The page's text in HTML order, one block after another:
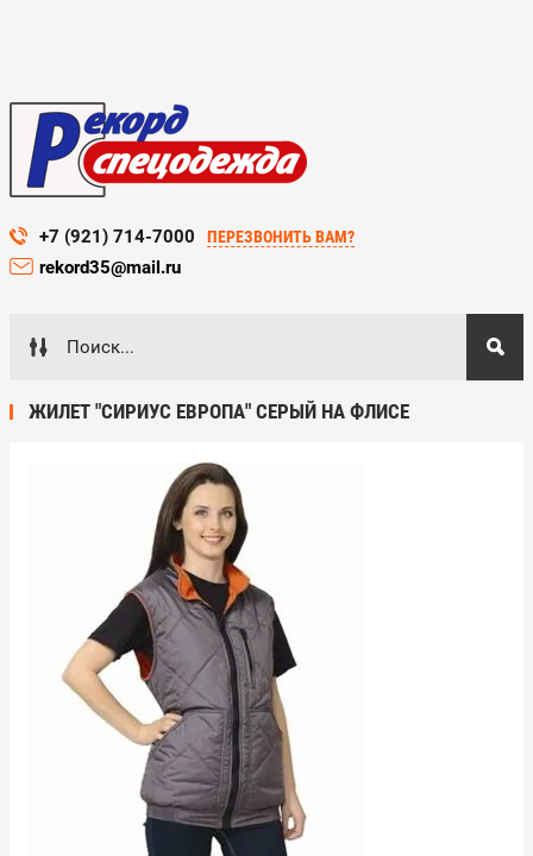
+7 (921) 714-7000 ПЕРЕЗВОНИТЬ ВАМ?
rekord35@mail.ru
ЖИЛЕТ "СИРИУС ЕВРОПА" СЕРЫЙ НА ФЛИСЕ